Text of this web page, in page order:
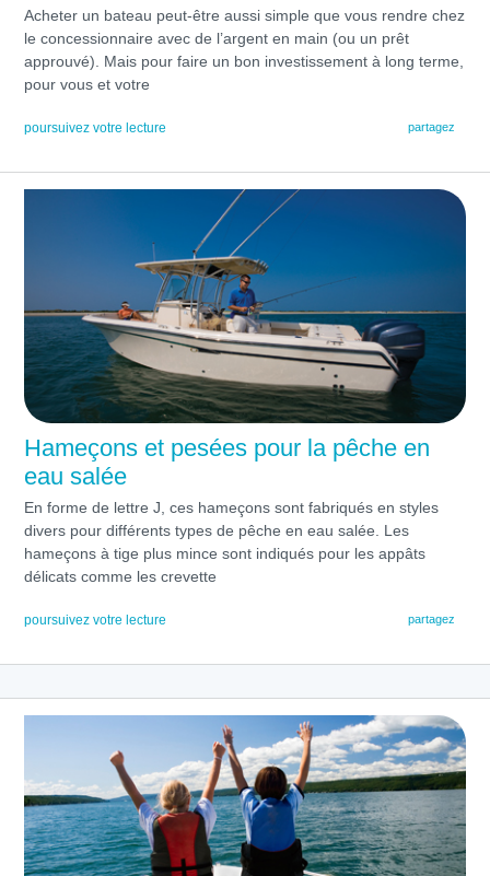
Acheter un bateau peut-être aussi simple que vous rendre chez
le concessionnaire avec de l’argent en main (ou un prêt
approuvé). Mais pour faire un bon investissement à long terme,
pour vous et votre
poursuivez votre lecture partagez
Hameçons et pesées pour la pêche en
eau salée
En forme de lettre J, ces hameçons sont fabriqués en styles
divers pour différents types de pêche en eau salée. Les
hameçons à tige plus mince sont indiqués pour les appâts
délicats comme les crevette
poursuivez votre lecture partagez